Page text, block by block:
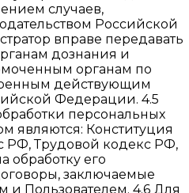
случаев,
Российской
вправе передавать
дознания и
органам по
действующим
Федерации. 4.5
персональных
являются: Конституция
РФ, Трудовой кодекс РФ,
обработку его
заключаемые
Пользователем. 4.6 Для